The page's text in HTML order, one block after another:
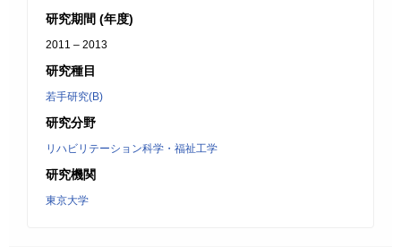
研究期間 (年度)
2011 – 2013
研究種目
若手研究(B)
研究分野
リハビリテーション科学・福祉工学
研究機関
東京大学